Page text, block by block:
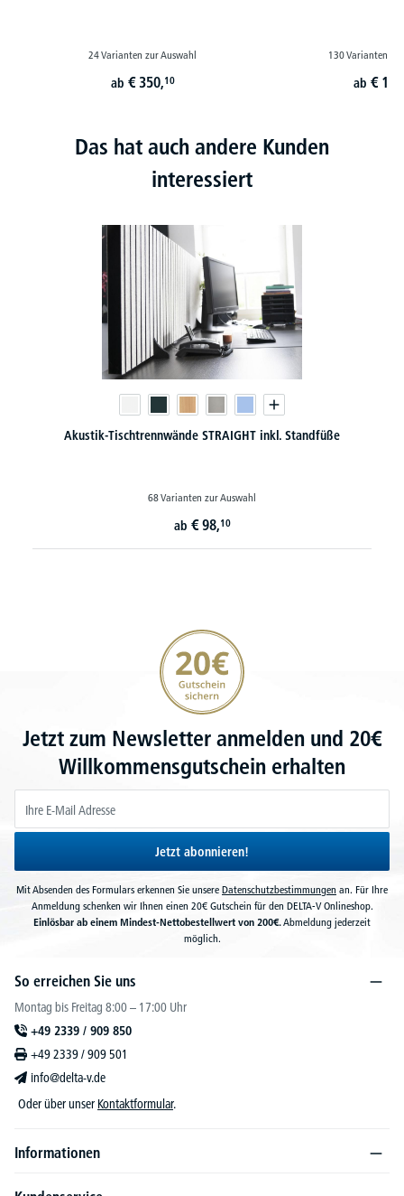
24 Varianten zur Auswahl
ab € 350,10
130 Varianten
ab €
Das hat auch andere Kunden
interessiert
Akustik-Tischtrennwände STRAIGHT inkl. Standfüße
68 Varianten zur Auswahl
ab € 98,10
20€ Gutschein sichern
Jetzt zum Newsletter anmelden und 20€
Willkommensgutschein erhalten
Jetzt abonnieren!
Mit Absenden des Formulars erkennen Sie unsere Datenschutzbestimmungen an. Für Ihre
Anmeldung schenken wir Ihnen einen 20€ Gutschein für den DELTA-V Onlineshop.
Einlösbar ab einem Mindest-Nettobestellwert von 200€.Abmeldung jederzeit
möglich.
So erreichen Sie uns
Montag bis Freitag 8:00 – 17:00 Uhr
+49 2339 / 909 850
+49 2339 / 909 501
info@delta-v.de
Oder über unser Kontaktformular.
Informationen